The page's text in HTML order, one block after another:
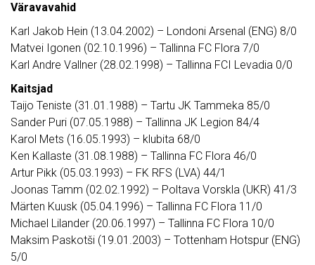
Väravavahid
Karl Jakob Hein (13.04.2002) – Londoni Arsenal (ENG) 8/0
Matvei Igonen (02.10.1996) – Tallinna FC Flora 7/0
Karl Andre Vallner (28.02.1998) – Tallinna FCI Levadia 0/0
Kaitsjad
Taijo Teniste (31.01.1988) – Tartu JK Tammeka 85/0
Sander Puri (07.05.1988) – Tallinna JK Legion 84/4
Karol Mets (16.05.1993) – klubita 68/0
Ken Kallaste (31.08.1988) – Tallinna FC Flora 46/0
Artur Pikk (05.03.1993) – FK RFS (LVA) 44/1
Joonas Tamm (02.02.1992) – Poltava Vorskla (UKR) 41/3
Märten Kuusk (05.04.1996) – Tallinna FC Flora 11/0
Michael Lilander (20.06.1997) – Tallinna FC Flora 10/0
Maksim Paskotši (19.01.2003) – Tottenham Hotspur (ENG)
5/0